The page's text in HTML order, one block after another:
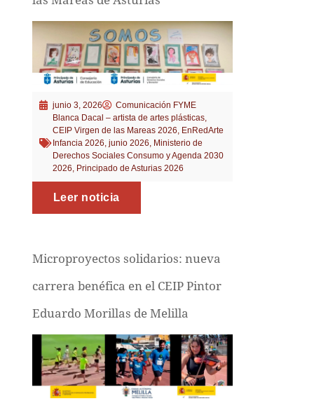
junio 3, 2026
Comunicación FYME
Blanca Dacal – artista de artes plásticas,
CEIP Virgen de las Mareas 2026, EnRedArte
Infancia 2026, junio 2026, Ministerio de
Derechos Sociales Consumo y Agenda 2030
2026, Principado de Asturias 2026
Leer noticia
Microproyectos solidarios: nueva
carrera benéfica en el CEIP Pintor
Eduardo Morillas de Melilla